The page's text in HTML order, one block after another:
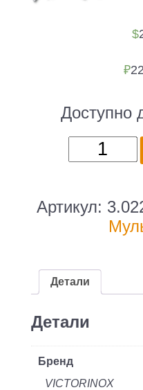
$
₽
Доступно
товара
Victorinox
SwissTool
105мм
24функц.
Артикул:
Детали
Детали
Бренд
VICTORINOX